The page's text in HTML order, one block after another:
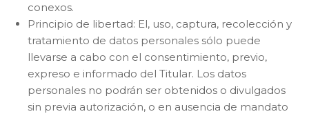
conexos.
Principio de libertad: El, uso, captura, recolección y
tratamiento de datos personales sólo puede
llevarse a cabo con el consentimiento, previo,
expreso e informado del Titular. Los datos
personales no podrán ser obtenidos o divulgados
sin previa autorización, o en ausencia de mandato